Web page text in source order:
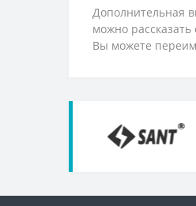
Дополнительная
можно
Вы можете